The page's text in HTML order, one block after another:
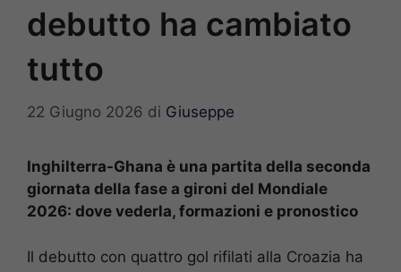
debutto ha cambiato
tutto
22 Giugno 2026 di Giuseppe
Inghilterra-Ghana è una partita della seconda
giornata della fase a gironi del Mondiale
2026: dove vederla, formazioni e pronostico
Il debutto con quattro gol rifilati alla Croazia ha